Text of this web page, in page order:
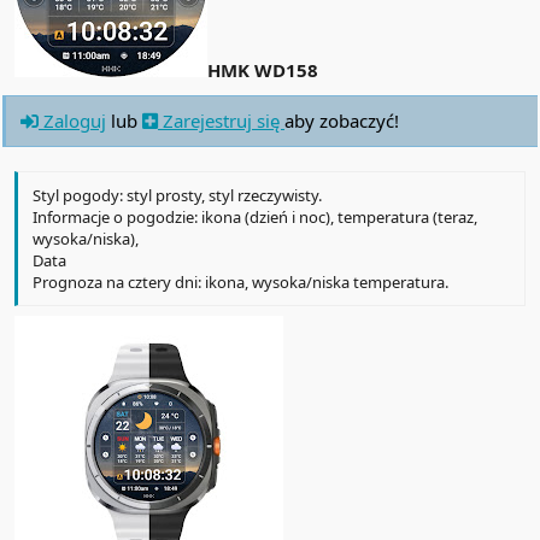
HMK WD158
Zaloguj lub Zarejestruj się aby zobaczyć!
Styl pogody: styl prosty, styl rzeczywisty.
Informacje o pogodzie: ikona (dzień i noc), temperatura (teraz,
wysoka/niska),
Data
Prognoza na cztery dni: ikona, wysoka/niska temperatura.